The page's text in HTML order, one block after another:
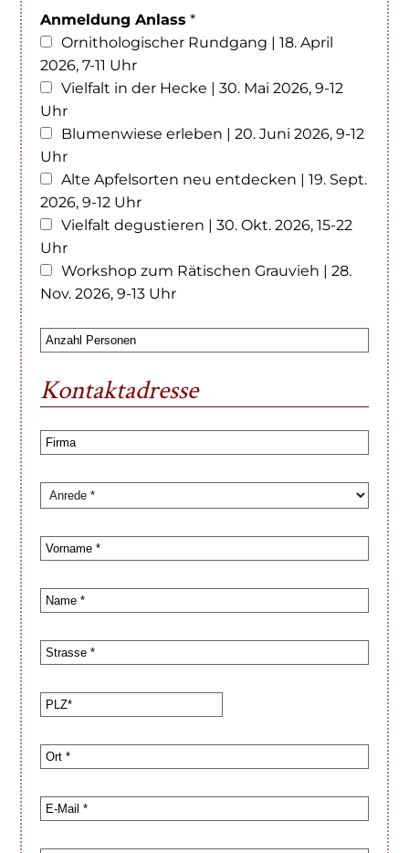
Anmeldung Anlass *
Ornithologischer Rundgang | 18. April
2026, 7-11 Uhr
Vielfalt in der Hecke | 30. Mai 2026, 9-12
Uhr
Blumenwiese erleben | 20. Juni 2026, 9-12
Uhr
Alte Apfelsorten neu entdecken | 19. Sept.
2026, 9-12 Uhr
Vielfalt degustieren | 30. Okt. 2026, 15-22
Uhr
Workshop zum Rätischen Grauvieh | 28.
Nov. 2026, 9-13 Uhr
Kontaktadresse